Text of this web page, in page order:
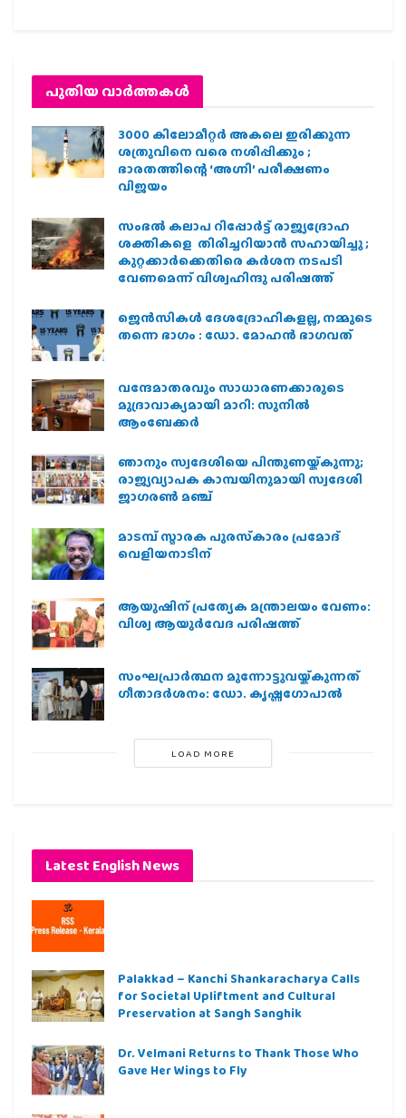
പുതിയ വാര്‍ത്തകള്‍
3000 കിലോമീറ്റർ അകലെ ഇരിക്കുന്ന
ശത്രുവിനെ വരെ നശിപ്പിക്കും ;
ഭാരതത്തിന്റെ ‘അഗ്നി’ പരീക്ഷണം
വിജയം
സംഭൽ കലാപ റിപ്പോർട്ട് രാജ്യദ്രോഹ
ശക്തികളെ തിരിച്ചറിയാൻ സഹായിച്ചു ;
കുറ്റക്കാർക്കെതിരെ കർശന നടപടി
വേണമെന്ന് വിശ്വഹിന്ദു പരിഷത്ത്
ജെന്‍സികള്‍ ദേശദ്രോഹികളല്ല, നമ്മുടെ
തന്നെ ഭാഗം : ഡോ. മോഹന്‍ ഭാഗവത്
വന്ദേമാതരവും സാധാരണക്കാരുടെ
മുദ്രാവാക്യമായി മാറി: സുനിൽ
ആംബേക്കർ
ഞാനും സ്വദേശിയെ പിന്തുണയ്ക്കുന്നു;
രാജ്യവ്യാപക കാമ്പയിനുമായി സ്വദേശി
ജാഗരണ്‍ മഞ്ച്
മാടമ്പ് സ്മാരക പുരസ്‌കാരം പ്രമോദ്
വെളിയനാടിന്
ആയുഷിന് പ്രത്യേക മന്ത്രാലയം വേണം:
വിശ്വ ആയുര്‍വേദ പരിഷത്ത്
സംഘപ്രാര്‍ത്ഥന മുന്നോട്ടുവയ്ക്കുന്നത്
ഗീതാദര്‍ശനം: ഡോ. കൃഷ്ണഗോപാല്‍
LOAD MORE
Latest English News
Palakkad – Kanchi Shankaracharya Calls
for Societal Upliftment and Cultural
Preservation at Sangh Sanghik
Dr. Velmani Returns to Thank Those Who
Gave Her Wings to Fly